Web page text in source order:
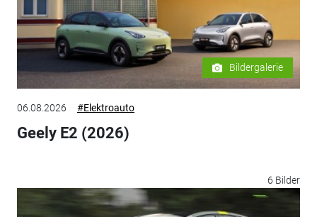
Bildergalerie
06.08.2026 #Elektroauto
Geely E2 (2026)
6 Bilder